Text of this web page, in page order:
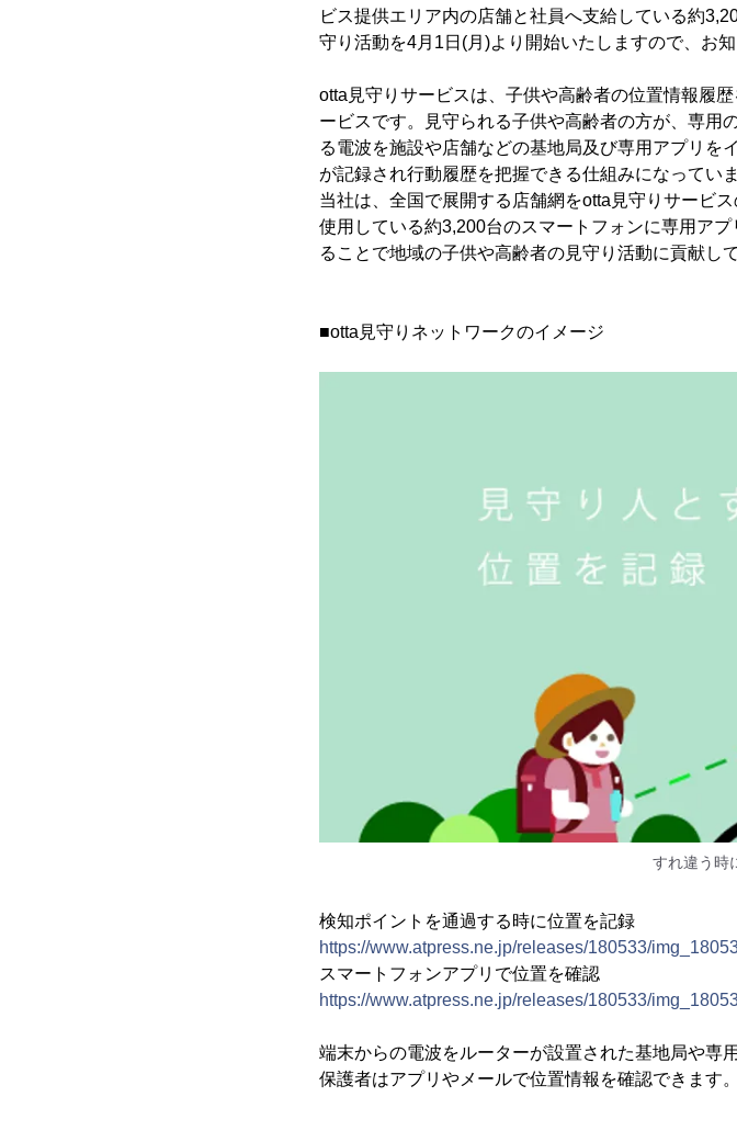
ビス提供エリア内の店舗と社員へ支給している約
守り活動を4月1日(月)より開始いたしますので、お知
otta見守りサービスは、子供や高齢者の位置情報履
ービスです。見守られる子供や高齢者の方が、専用
る電波を施設や店舗などの基地局及び専用アプリを
が記録され行動履歴を把握できる仕組みになっていま
当社は、全国で展開する店舗網をotta見守りサービ
使用している約3,200台のスマートフォンに専用ア
ることで地域の子供や高齢者の見守り活動に貢献し
■otta見守りネットワークのイメージ
すれ違う時
検知ポイントを通過する時に位置を記録
https://www.atpress.ne.jp/releases/180533/
スマートフォンアプリで位置を確認
https://www.atpress.ne.jp/releases/180533/
端末からの電波をルーターが設置された基地局や専
保護者はアプリやメールで位置情報を確認できます。